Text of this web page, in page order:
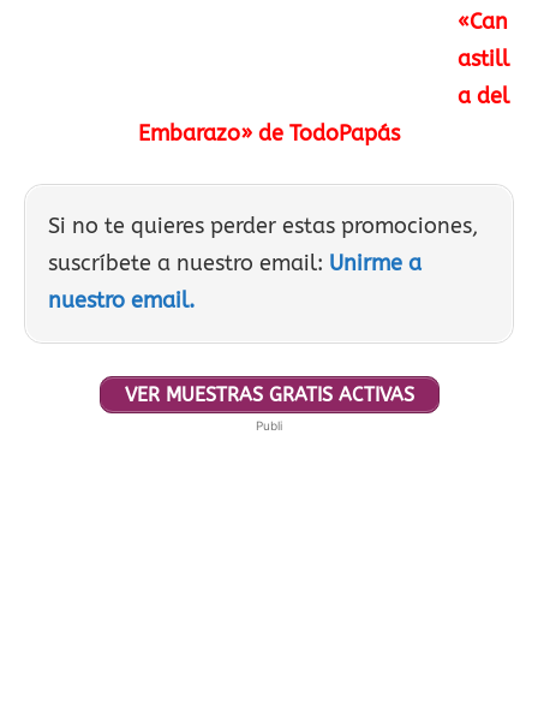
«Can
astill
a del
Embarazo» de TodoPapás
Si no te quieres perder estas promociones,
suscríbete a nuestro email: Unirme a
nuestro email.
VER MUESTRAS GRATIS ACTIVAS
Publi